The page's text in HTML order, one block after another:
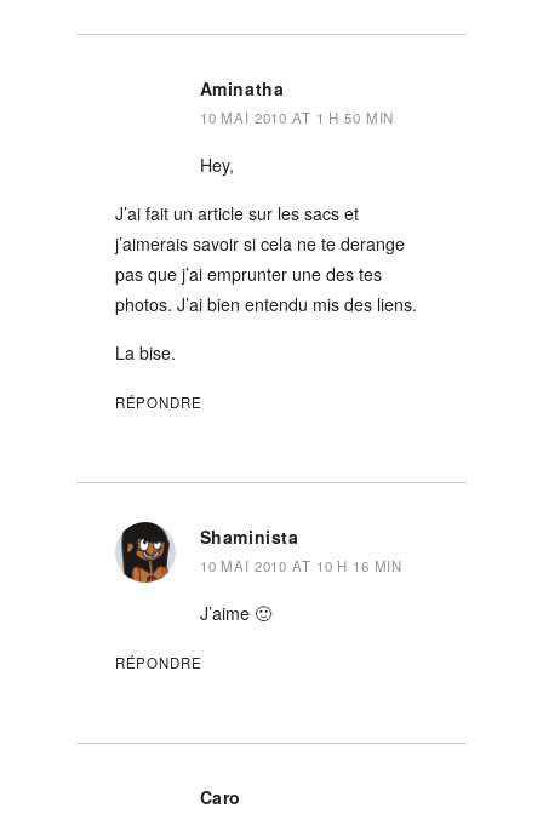
Aminatha
10 MAI 2010 AT 1 H 50 MIN
Hey,
J’ai fait un article sur les sacs et
j’aimerais savoir si cela ne te derange
pas que j’ai emprunter une des tes
photos. J’ai bien entendu mis des liens.
La bise.
RÉPONDRE
Shaminista
10 MAI 2010 AT 10 H 16 MIN
J’aime 🙂
RÉPONDRE
Caro